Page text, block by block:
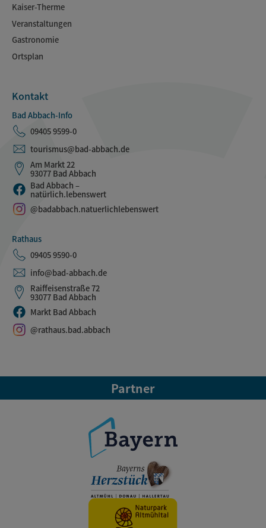
Kaiser-Therme
Veranstaltungen
Gastronomie
Ortsplan
Kontakt
Bad Abbach-Info
09405 9599-0
tourismus@bad-abbach.de
Am Markt 22
93077 Bad Abbach
Bad Abbach –
natürlich.lebenswert
@badabbach.natuerlichlebenswert
Rathaus
09405 9590-0
info@bad-abbach.de
Raiffeisenstraße 72
93077 Bad Abbach
Markt Bad Abbach
@rathaus.bad.abbach
Partner